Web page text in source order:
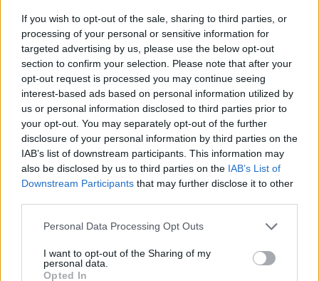
If you wish to opt-out of the sale, sharing to third parties, or
processing of your personal or sensitive information for
targeted advertising by us, please use the below opt-out
section to confirm your selection. Please note that after your
opt-out request is processed you may continue seeing
interest-based ads based on personal information utilized by
us or personal information disclosed to third parties prior to
your opt-out. You may separately opt-out of the further
disclosure of your personal information by third parties on the
IAB’s list of downstream participants. This information may
also be disclosed by us to third parties on the IAB’s List of
Downstream Participants that may further disclose it to other
Please note that this website/app uses one or more Google
not limited to your visit or usage behaviour. You may click to
grant or deny consent to Google and its third-party tags to
Personal Data Processing Opt Outs
I want to opt-out of the Sharing of my
personal data.
Opted In
masculí del Bàsquet Manlleu, que va caure
derrotat per69-56 contra el Club Bàsquet
Parets. El matx va portar els de la Capital del Ter a
anar a remolc durant tot el partit. Els manlleuencs
no es van imposar en els dos primers quarts ivan
arribar al descans amb el 33-29. La segona
meitat,el 20-9 del tercer quart va condemnar el
Manlleu a la derrota. Guanyar en el darrer quart no
va servir per canviar el signe del partit i es va
arribar al final amb el 69-56.
plaça del grup 6 de Segona Catalana
, ambnou